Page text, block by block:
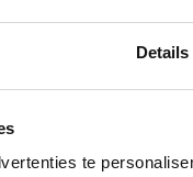
Details
te